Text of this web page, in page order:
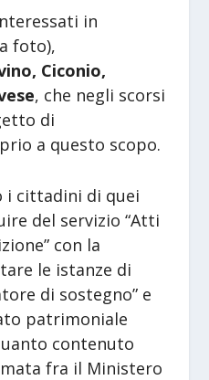
in
foto),
Ciconio,
, che negli scorsi
di
a questo scopo.
i cittadini di quei
del servizio “Atti
con la
le istanze di
di sostegno” e
patrimoniale
contenuto
fra il Ministero